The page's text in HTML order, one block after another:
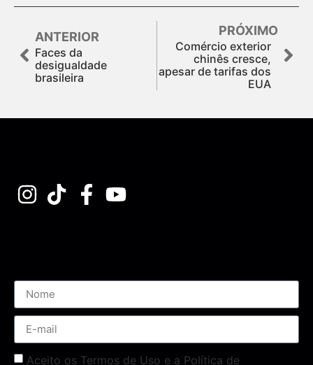
ANTERIOR
Faces da
desigualdade
brasileira
PRÓXIMO
Comércio exterior
chinês cresce,
apesar de tarifas dos
EUA
Aceito os Termos de Uso e a Política de